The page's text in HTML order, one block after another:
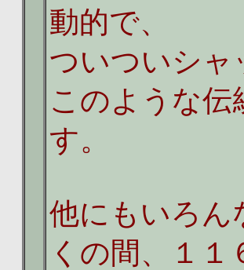
動的で、
ついついシャ
このような
す。
他にもいろん
くの間、１